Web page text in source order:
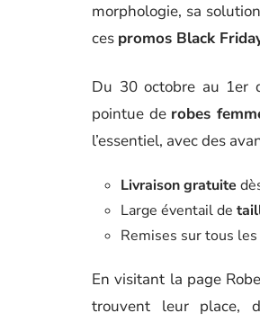
morphologie, sa
ces promos Black
Du 30 octobre au 1er
pointue de robes
l’essentiel, avec des
Livraison gratuite
Large éventail de
Remises sur tous les
En visitant la page
trouvent leur place,